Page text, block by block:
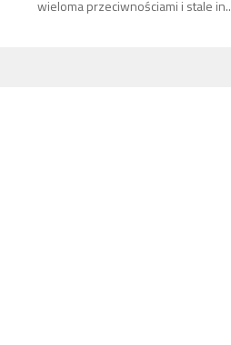
wieloma przeciwnościami i stale